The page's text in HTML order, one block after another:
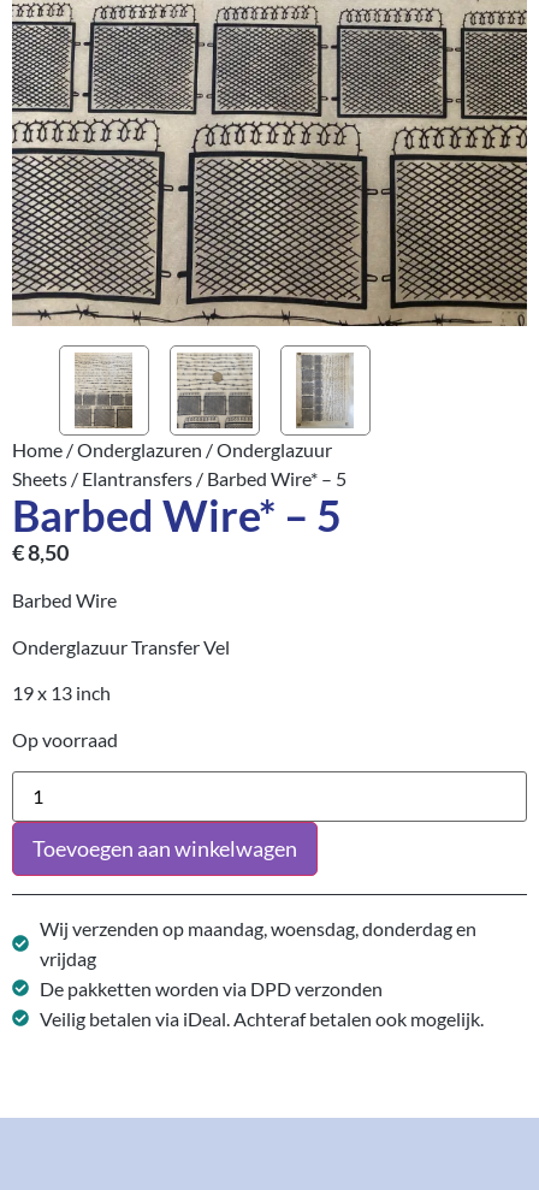
Home /Onderglazuren /Onderglazuur
Sheets / Elantransfers / Barbed Wire* – 5
Barbed Wire* – 5
€8,50
Barbed Wire
Onderglazuur Transfer Vel
19 x 13 inch
Op voorraad
Toevoegen aan winkelwagen
Wij verzenden op maandag, woensdag, donderdag en
vrijdag
De pakketten worden via DPD verzonden
Veilig betalen via iDeal. Achteraf betalen ook mogelijk.